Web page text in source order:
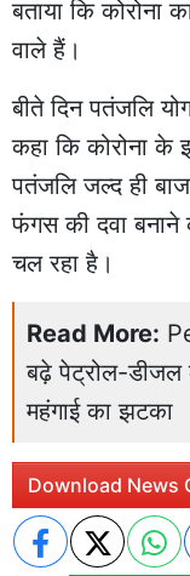
बताया कि कोरोना
वाले हैं।
बीते दिन पतंजलि
कहा कि कोरोना के
पतंजलि जल्द ही
फंगस की दवा बनाने
चल रहा है।
Read More:
बढ़े पेट्रोल-डीजल
महंगाई का झटका
Download News